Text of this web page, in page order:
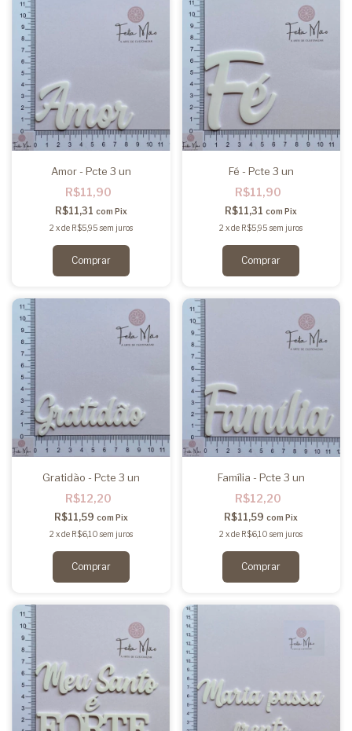
Amor - Pcte 3 un
R$11,90
R$11,31 com Pix
2 xde R$5,95 sem juros
Fé - Pcte 3 un
R$11,90
R$11,31com Pix
2 xde R$5,95 sem juros
Gratidão - Pcte 3 un
R$12,20
R$11,59 com Pix
2 xde R$6,10 sem juros
Família - Pcte 3 un
R$12,20
R$11,59com Pix
2 xde R$6,10 sem juros